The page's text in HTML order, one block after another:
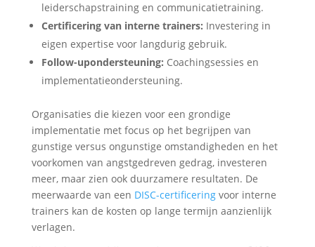
leiderschapstraining en communicatietraining.
Certificering van interne trainers: Investering in
eigen expertise voor langdurig gebruik.
Follow-upondersteuning: Coachingsessies en
implementatieondersteuning.
Organisaties die kiezen voor een grondige
implementatie met focus op het begrijpen van
gunstige versus ongunstige omstandigheden en het
voorkomen van angstgedreven gedrag, investeren
meer, maar zien ook duurzamere resultaten. De
meerwaarde van een DISC-certificeringvoor interne
trainers kan de kosten op lange termijn aanzienlijk
verlagen.